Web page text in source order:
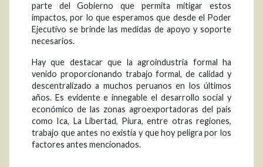
parte del Gobierno que permita mitigar estos
impactos, por lo que esperamos que desde el Poder
Ejecutivo se brinde las medidas de apoyo y soporte
necesarios.
Hay que destacar que la agroindustria formal ha
venido proporcionando trabajo formal, de calidad y
descentralizado a muchos peruanos en los últimos
años. Es evidente e innegable el desarrollo social y
económico de las zonas agroexportadoras del país
como Ica, La Libertad, Piura, entre otras regiones,
trabajo que antes no existía y que hoy peligra por los
factores antes mencionados.